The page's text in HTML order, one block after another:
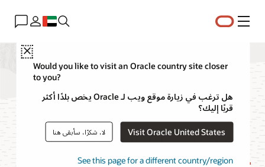
القائمة
Close
Would you like to visit an Oracle country site closer
to you?
هل ترغب في زيارة موقع ويب لـ Oracle يخص بلدًا أكثر
قربًا إليك؟
Visit Oracle United States لا، شكرًا، سأبقى هنا
See this page for a different country/region
مستوى Oracle Cloud
المجاني (Free Tier)